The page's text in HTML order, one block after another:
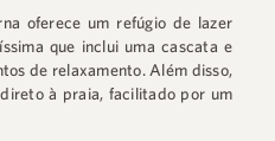
oferece um refúgio de lazer
que inclui uma cascata e
de relaxamento. Além disso,
à praia, facilitado por um